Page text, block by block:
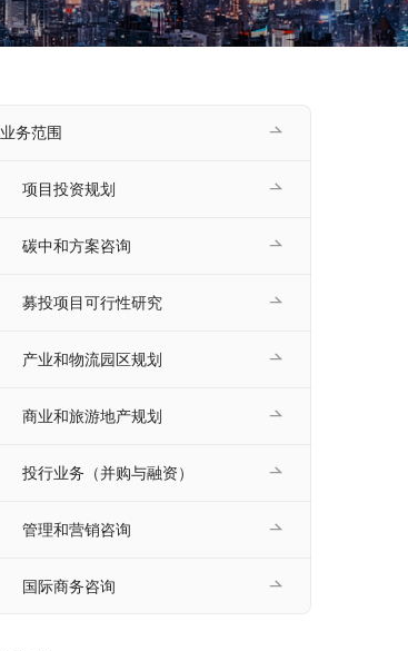
业务范围
项目投资规划
碳中和方案咨询
募投项目可行性研究
产业和物流园区规划
商业和旅游地产规划
投行业务（并购与融资）
管理和营销咨询
国际商务咨询